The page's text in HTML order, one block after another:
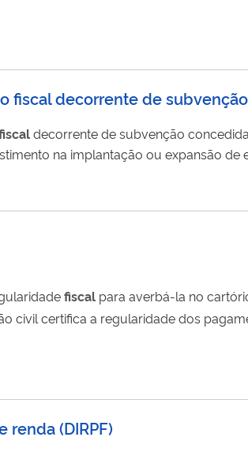
a todos os tributos federais e Divida
fiscal decorrente de subvenção
decorrente de subvenção
de subvenção e da alíquota de 25%
fiscal para averbá-la no
civil certifica a regularidade dos
(verificação e cálculo) por meio
renda(DIRPF)